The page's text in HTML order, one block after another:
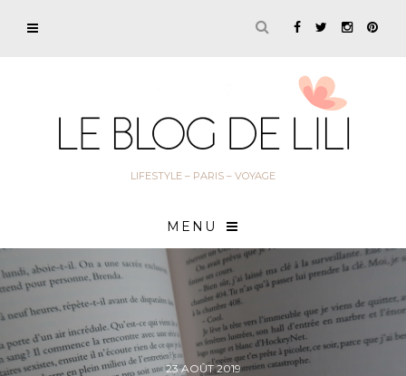
LIFESTYLE – PARIS – VOYAGE
MENU
23 AOÛT 2019